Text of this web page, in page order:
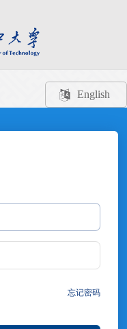
English
忘记密码